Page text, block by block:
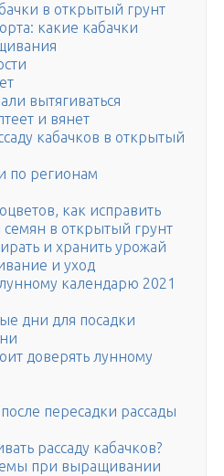
в открытый грунт
какие кабачки
вытягиваться
и вянет
кабачков в открытый
по регионам
как исправить
в открытый грунт
и хранить урожай
и уход
календарю 2021
дни для посадки
доверять лунному
пересадки рассады
рассаду кабачков?
при выращивании